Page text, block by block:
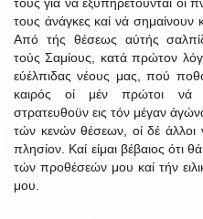
τους άνάγκες καί νά σημαίνουν
Από τής θέσεως αύτής
τούς Σαμίους, κατά πρώτον
εύέλπιδας νέους μας, πού
καιρός οί μέν πρώτοι νά
στρατευθοϋν εις τόν μέγαν
τών κενών θέσεων, οί δέ
πλησίον. Καί είμαι βέβαιος ότι
τών προθέσεών μου καί τήν
μου.